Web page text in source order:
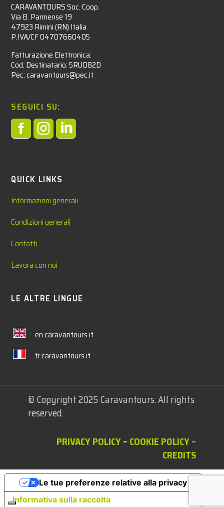
CARAVANTOURS Soc. Coop.
Via B. Parmense 19
47923 Rimini (RN) Italia
P.IVA/CF 04707660405
Fatturazione Elettronica:
Cod. Destinatario: 5RUO82D
Pec: caravantours@pec.it
SEGUICI SU:

QUICK LINKS
Informazioni generali
Condizioni generali
Contatti
Lavora con noi
LE ALTRE LINGUE
en.caravantours.it
fr.caravantours.it
© Copyright 2025 Caravantours. All rights
reserved.
PRIVACY POLICY– COOKIE POLICY–
CREDITS
Informativa sulla raccolta
Le tue preferenze relative alla privacy